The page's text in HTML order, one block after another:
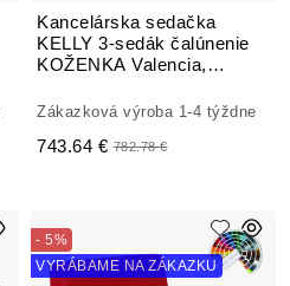
Kancelárska sedačka
KELLY 3-sedák čalúnenie
KOŽENKA Valencia,
Zákazková výroba 1-4 týždne
743.64 € 782.78 €
- 5%
VYRÁBAME NA ZÁKAZKU